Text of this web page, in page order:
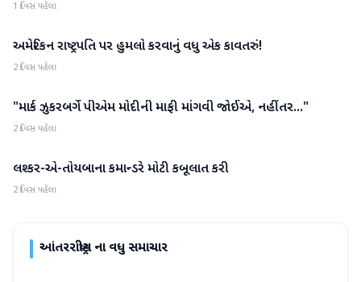
1 દિવસ પહેલા
આંતરરાષ્ટ્રીય
અમેરિકન રાષ્ટ્રપતિ પર હુમલો કરવાનું વધુ એક કાવતરું!
2 દિવસ પહેલા
આંતરરાષ્ટ્રીય
"માર્ક ઝુકરબર્ગે પીએમ મોદીની માફી માંગવી જોઈએ, નહીંતર..."
2 દિવસ પહેલા
આંતરરાષ્ટ્રીય
લશ્કર-એ-તોયબાના કમાન્ડરે મોટી કબૂલાત કરી
2 દિવસ પહેલા
આંતરરાષ્ટ્રીયના વધુ સમાચાર